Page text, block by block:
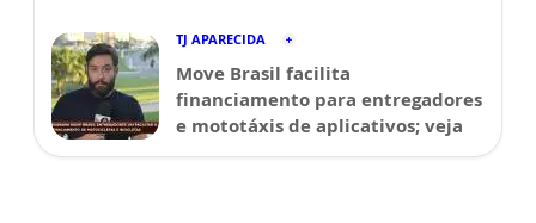
TJ APARECIDA
Move Brasil facilita
financiamento para entregadores
e mototáxis de aplicativos; veja